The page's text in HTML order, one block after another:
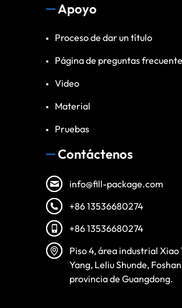
Apoyo
Proceso de dar un título
Página de preguntas
Video
Material
Pruebas
Contáctenos
info@fill-package.com
+86 13536680274
+86 13536680274
Piso 4, área industrial Xiao
Yang, Leliu Shunde,
provincia de Guangdong.